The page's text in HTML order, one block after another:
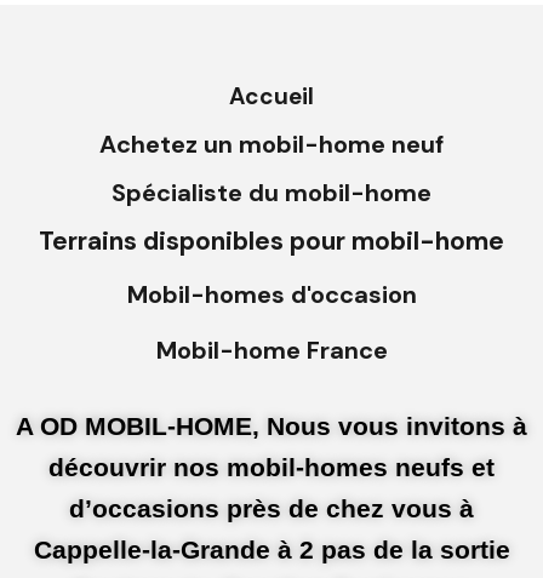
Accueil
Achetez un mobil-home neuf
Spécialiste du mobil-home
Terrains disponibles pour mobil-home
Mobil-homes d'occasion
Mobil-home France
A OD MOBIL-HOME, Nous vous invitons à
découvrir nos mobil-homes neufs et
d’occasions près de chez vous à
Cappelle-la-Grande à 2 pas de la sortie